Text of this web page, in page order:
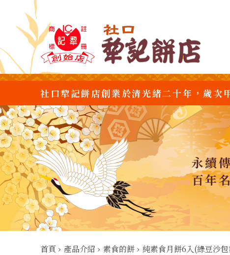
社口犂記餅店創業於清光緒二十年，歲次
永續
百年
首頁 › 產品介紹 › 素食的餅 › 純素食月餅6入(綠豆沙